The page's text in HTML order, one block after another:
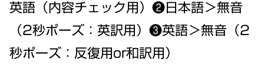
英語（内容チェック用）❷日本語＞無音
（2秒ポーズ：英訳用）❸英語＞無音（2
秒ポーズ：反復用or和訳用）